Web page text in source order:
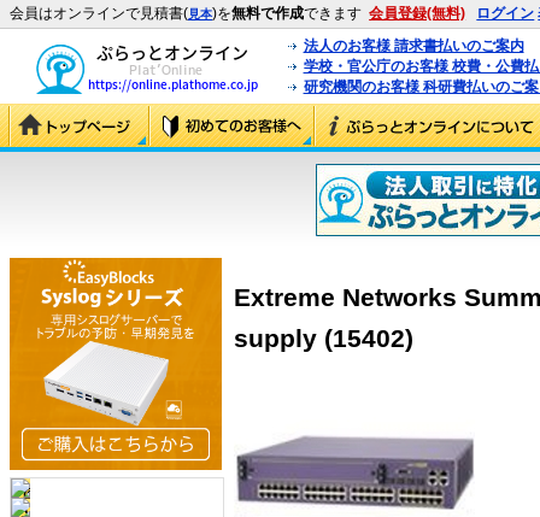
会員はオンラインで見積書(見本)を無料で作成できます 会員登録(無料) ログイン
法人のお客様 請求書払いのご案内
学校・官公庁のお客様 校費・公費
研究機関のお客様 科研費払いのご
Extreme Networks
supply (15402)